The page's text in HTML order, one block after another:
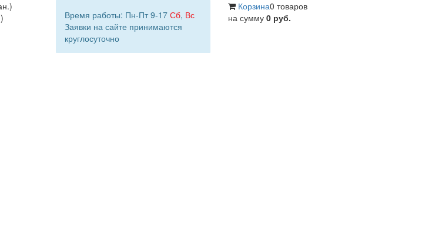
Время работы: Пн-Пт 9-17 Сб, Вс
Заявки на сайте принимаются
круглосуточно
Корзина0 товаров
на сумму 0 руб.